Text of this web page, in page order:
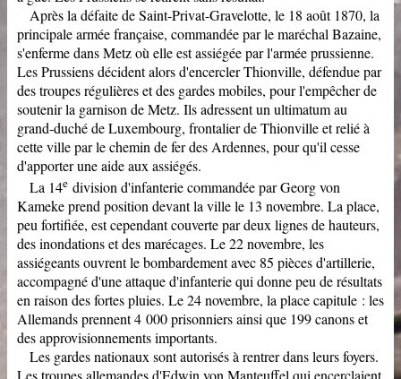
Après la défaite de Saint-Privat-Gravelotte, le 18 août 1870, la
principale armée française, commandée par le maréchal Bazaine,
s'enferme dans Metz où elle est assiégée par l'armée prussienne.
Les Prussiens décident alors d'encercler Thionville, défendue par
des troupes régulières et des gardes mobiles, pour l'empêcher de
soutenir la garnison de Metz. Ils adressent un ultimatum au
grand-duché de Luxembourg, frontalier de Thionville et relié à
cette ville par le chemin de fer des Ardennes, pour qu'il cesse
d'apporter une aide aux assiégés.
La 14e division d'infanterie commandée par Georg von
Kameke prend position devant la ville le 13 novembre. La place,
peu fortifiée, est cependant couverte par deux lignes de hauteurs,
des inondations et des marécages. Le 22 novembre, les
assiégeants ouvrent le bombardement avec 85 pièces d'artillerie,
accompagné d'une attaque d'infanterie qui donne peu de résultats
en raison des fortes pluies. Le 24 novembre, la place capitule : les
Allemands prennent 4 000 prisonniers ainsi que 199 canons et
des approvisionnements importants.
Les gardes nationaux sont autorisés à rentrer dans leurs foyers.